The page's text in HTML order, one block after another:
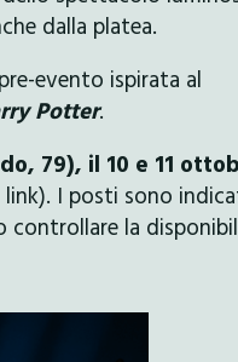
dalla platea.
evento ispirata al
Potter.
79), il 10 e 11
link). I posti sono
controllare la